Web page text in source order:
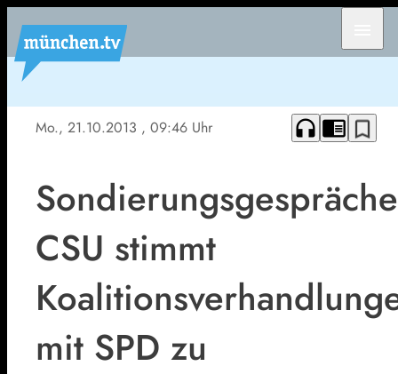
Mo., 21.10.2013 , 09:46 Uhr headphones chrome_reader_mode bookmark_border
CSU stimmt
mit SPD zu